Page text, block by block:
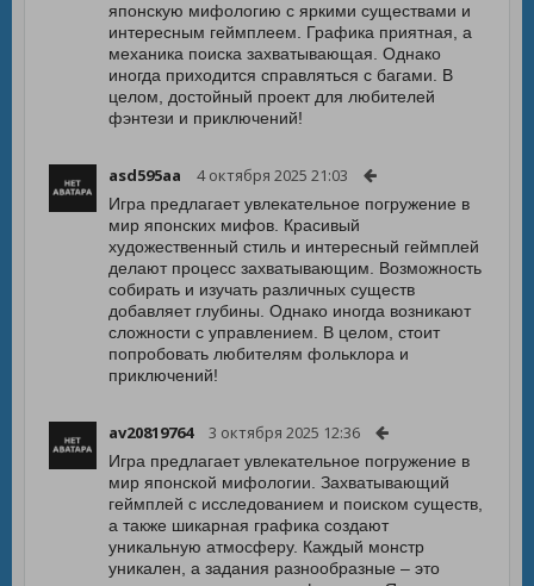
японскую мифологию с яркими существами и
интересным геймплеем. Графика приятная, а
механика поиска захватывающая. Однако
иногда приходится справляться с багами. В
целом, достойный проект для любителей
фэнтези и приключений!
asd595aa 4 октября 2025 21:03
Игра предлагает увлекательное погружение в
мир японских мифов. Красивый
художественный стиль и интересный геймплей
делают процесс захватывающим. Возможность
собирать и изучать различных существ
добавляет глубины. Однако иногда возникают
сложности с управлением. В целом, стоит
попробовать любителям фольклора и
приключений!
av20819764 3 октября 2025 12:36
Игра предлагает увлекательное погружение в
мир японской мифологии. Захватывающий
геймплей с исследованием и поиском существ,
а также шикарная графика создают
уникальную атмосферу. Каждый монстр
уникален, а задания разнообразные – это